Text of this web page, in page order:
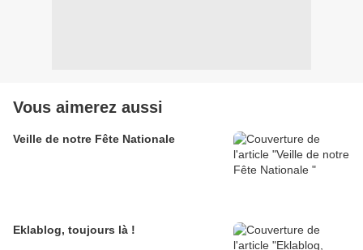
Vous aimerez aussi
Veille de notre Fête Nationale
Eklablog, toujours là !